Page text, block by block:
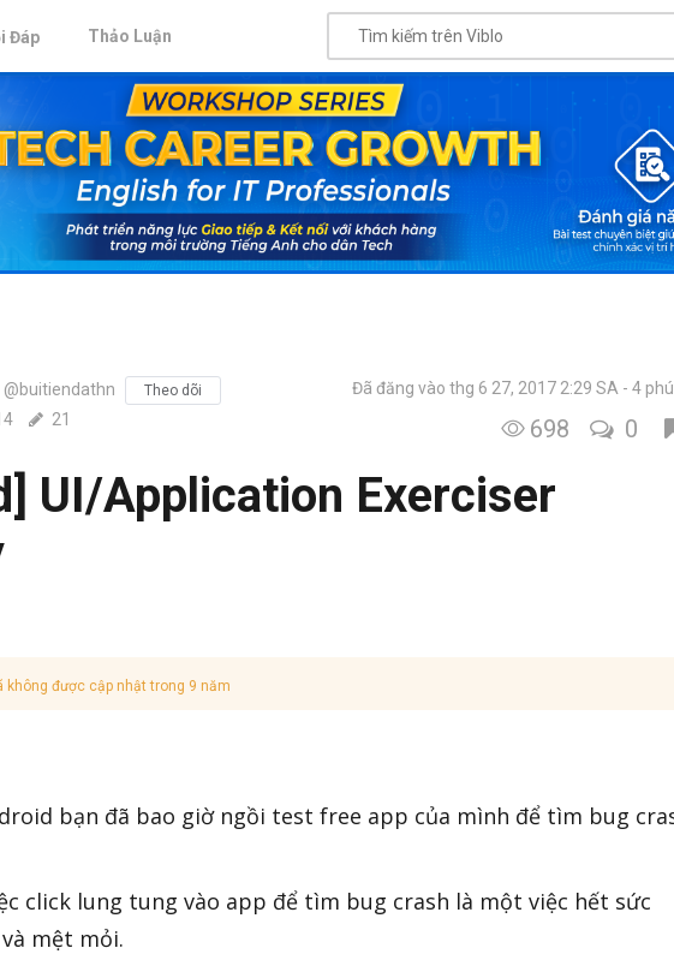
Đáp Thảo Luận
@buitiendathn Theo dõi
21
Đã đăng vào thg 6 27, 2017 2:29 SA 4
698 0
UI/Application Exerciser
không được cập nhật trong 9 năm
bạn đã bao giờ ngồi test free app của mình để tìm bug
click lung tung vào app để tìm bug crash là một việc hết sức
mệt mỏi.